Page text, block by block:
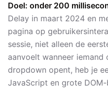
Doel: onder 200
Delay in maart 2024 en
pagina op
sessie, niet alleen de
aanvoelt wanneer
dropdown opent, heb je
JavaScript en grote